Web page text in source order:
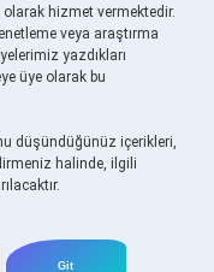
olarak hizmet vermektedir.
veya araştırma
yazdıkları
üye olarak bu
düşündüğünüz içerikleri,
halinde, ilgili